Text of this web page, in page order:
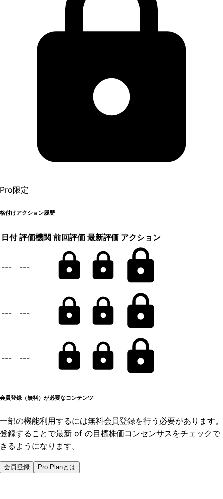
Pro限定
格付けアクション履歴
日付 評価機関 前回評価 最新評価 アクション
--- ---
--- ---
--- ---
会員登録（無料）が必要なコンテンツ
一部の機能利用するには無料会員登録を行う必要があります。
登録することで最新 of の目標株価コンセンサスをチェックで
きるようになります。
会員登録 Pro Planとは